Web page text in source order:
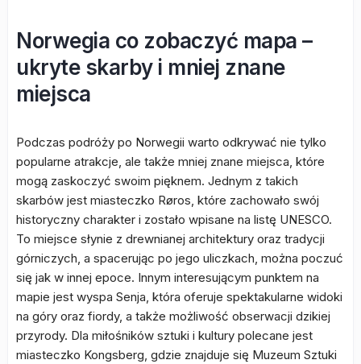
Norwegia co zobaczyć mapa –
ukryte skarby i mniej znane
miejsca
Podczas podróży po Norwegii warto odkrywać nie tylko
popularne atrakcje, ale także mniej znane miejsca, które
mogą zaskoczyć swoim pięknem. Jednym z takich
skarbów jest miasteczko Røros, które zachowało swój
historyczny charakter i zostało wpisane na listę UNESCO.
To miejsce słynie z drewnianej architektury oraz tradycji
górniczych, a spacerując po jego uliczkach, można poczuć
się jak w innej epoce. Innym interesującym punktem na
mapie jest wyspa Senja, która oferuje spektakularne widoki
na góry oraz fiordy, a także możliwość obserwacji dzikiej
przyrody. Dla miłośników sztuki i kultury polecane jest
miasteczko Kongsberg, gdzie znajduje się Muzeum Sztuki